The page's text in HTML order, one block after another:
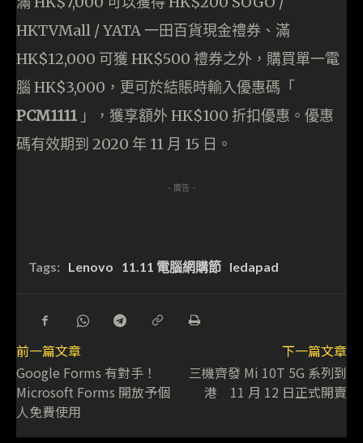
HKTVMall / YATA 一田百貨現金禮券、滿
HK$12,000 可獲 HK$500 禮券之外，購買單一電
腦 HK$3,000，更可於結賬時輸入優惠碼「
PCM1111 」，獲享額外 HK$100 折扣優惠。優惠
碼有效期到 2020 年 11 月 15 日。
- 廣告 -
Tags: Lenovo 11.11 電腦網購節 ledapad
前一篇文章
Google Forms 有對手！
Microsoft Forms 開放予個
人免費使用
下一篇文章
三機齊發 Mi 10T 5G 系列到
港 11 月 12 日正式開賣